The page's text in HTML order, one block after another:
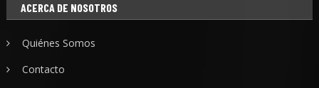
ACERCA DE NOSOTROS
Quiénes Somos
Contacto